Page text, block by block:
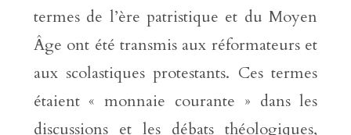
termes de l’ère patristique et du Moyen
Âge ont été transmis aux réformateurs et
aux scolastiques protestants. Ces termes
étaient « monnaie courante » dans les
discussions et les débats théologiques,